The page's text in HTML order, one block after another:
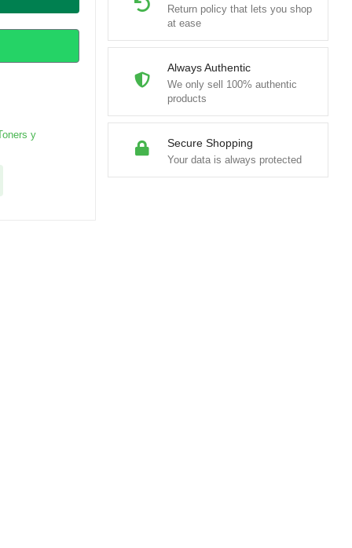
Return policy that lets you shop
at ease
Always Authentic
We only sell 100% authentic
products
Secure Shopping
Your data is always protected
y